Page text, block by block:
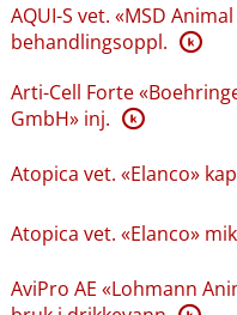
AQUI-S vet. «MSD
behandlingsoppl. K
Arti-Cell Forte
GmbH» inj. K
Atopica vet. «Elanco»
Atopica vet. «Elanco»
AviPro AE «Lohmann